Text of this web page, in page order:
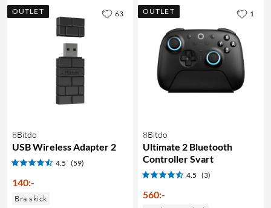
OUTLET
8Bitdo
USB Wireless Adapter 2
4.5 (59)
140:-
Bra skick
63 OUTLET
8Bitdo
Ultimate 2 Bluetooth
Controller Svart
4.5 (3)
560:-
1